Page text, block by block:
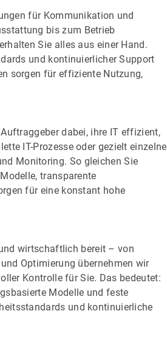
für Kommunikation und
bis zum Betrieb
Sie alles aus einer Hand.
und kontinuierlicher Support
sorgen für effiziente Nutzung,
dabei, ihre IT effizient,
IT-Prozesse oder gezielt einzelne
Monitoring. So gleichen Sie
transparente
für eine konstant hohe
wirtschaftlich bereit – von
Optimierung übernehmen wir
Kontrolle für Sie. Das bedeutet:
Modelle und feste
und kontinuierliche